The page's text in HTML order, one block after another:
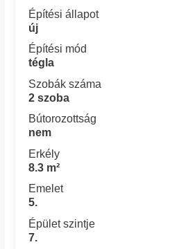
Építési állapot
új
Építési mód
tégla
Szobák száma
2 szoba
Bútorozottság
nem
Erkély
8.3 m²
Emelet
5.
Épület szintje
7.